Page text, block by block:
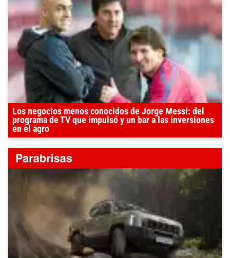
Los negocios menos conocidos de Jorge Messi: del
programa de TV que impulsó y un bar a las inversiones
en el agro